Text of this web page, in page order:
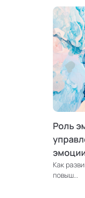
Роль
Как
повыш...